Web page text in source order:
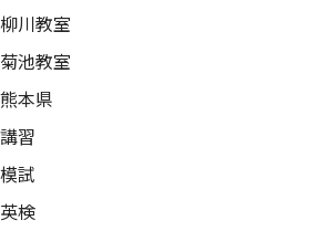
柳川教室
菊池教室
熊本県
講習
模試
英検